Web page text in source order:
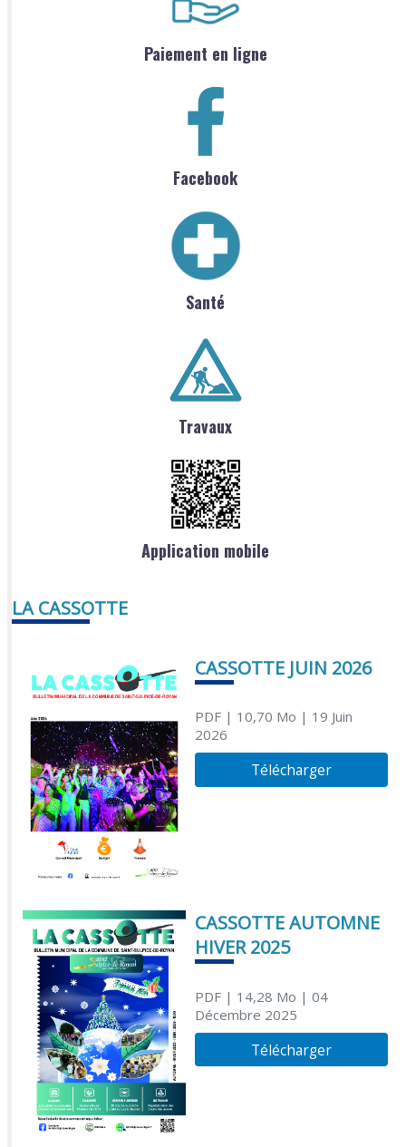
Paiement en ligne
Facebook
Santé
Travaux
Application mobile
LA CASSOTTE
CASSOTTE JUIN 2026
PDF| 10,70 Mo | 19 Juin
2026
Télécharger
CASSOTTE AUTOMNE
HIVER 2025
PDF| 14,28 Mo | 04
Décembre 2025
Télécharger